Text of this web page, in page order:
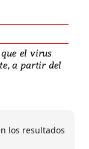
el virus
a partir del
los resultados